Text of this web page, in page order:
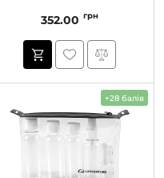
352.00 грн
+28 балів